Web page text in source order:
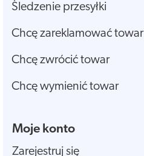
Śledzenie przesyłki
Chcę zareklamować towar
Chcę zwrócić towar
Chcę wymienić towar
Moje konto
Zarejestruj się